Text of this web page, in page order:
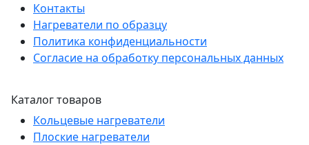
Контакты
Нагреватели по образцу
Политика конфиденциальности
Согласие на обработку персональных данных
Каталог товаров
Кольцевые нагреватели
Плоские нагреватели